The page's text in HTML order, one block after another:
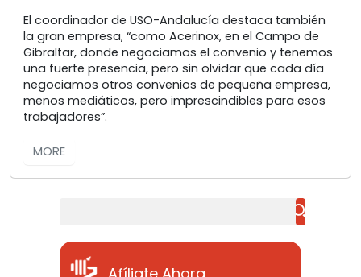
El coordinador de USO-Andalucía destaca también
la gran empresa, “como Acerinox, en el Campo de
Gibraltar, donde negociamos el convenio y tenemos
una fuerte presencia, pero sin olvidar que cada día
negociamos otros convenios de pequeña empresa,
menos mediáticos, pero imprescindibles para esos
trabajadores”.
MORE